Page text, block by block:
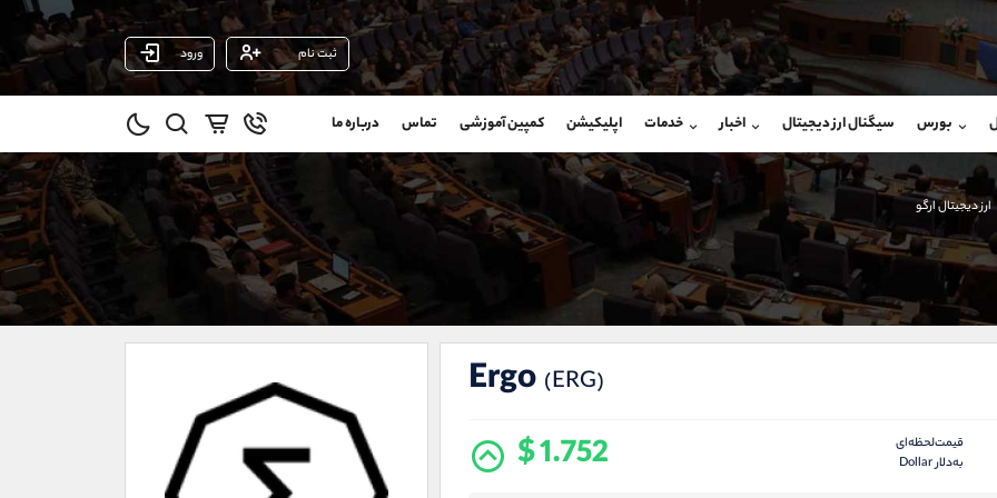
ثبت نام ورود
بورس سیگنال ارز دیجیتال اخبار خدمات اپلیکیشن کمپین آموزشی تماس درباره ما
ارز دیجیتال ارگو
Ergo (ERG)
قیمت‌لحظه‌ای
به‌دلار Dollar
$ 1.752
شروع گفتگو
@Armteam_admin_103
103
شروع گفتگو
@Armteam_admin_33
داخلی 118
(فائزه تهرانی)
09101364784
واتساپ شروع گفتگو
تلگرام @Armteam_admin_104
021-22021030
021-22021040
@alireza.mehrabii
@alirezamehrabi_com
@alirezamehrabi_official